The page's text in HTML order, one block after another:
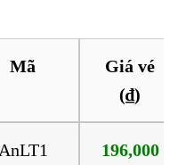
Mã
Giá vé
(₫)
196,000